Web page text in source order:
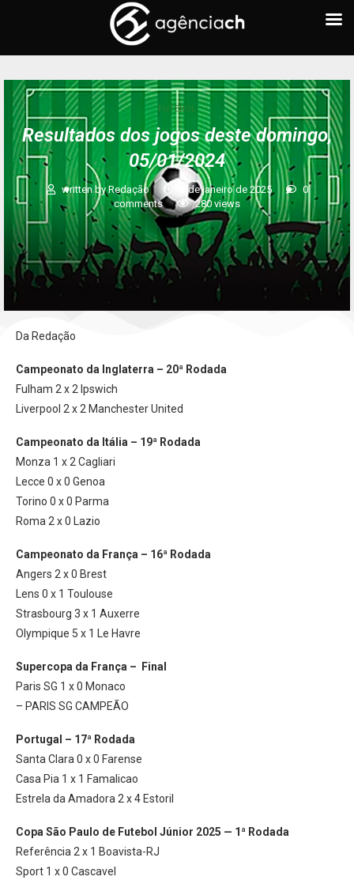
FUTEBOL
Resultados dos jogos deste domingo,
05/01/2024
written byRedação 5 de janeiro de 2025
0
comments
280 views
Da Redação
Campeonato da Inglaterra – 20ª Rodada
Fulham 2 x 2 Ipswich
Liverpool 2 x 2 Manchester United
Campeonato da Itália – 19ª Rodada
Monza 1 x 2 Cagliari
Lecce 0 x 0 Genoa
Torino 0 x 0 Parma
Roma 2 x 0 Lazio
Campeonato da França – 16ª Rodada
Angers 2 x 0 Brest
Lens 0 x 1 Toulouse
Strasbourg 3 x 1 Auxerre
Olympique 5 x 1 Le Havre
Supercopa da França – Final
Paris SG 1 x 0 Monaco
– PARIS SG CAMPEÃO
Portugal – 17ª Rodada
Santa Clara 0 x 0 Farense
Casa Pia 1 x 1 Famalicao
Estrela da Amadora 2 x 4 Estoril
Copa São Paulo de Futebol Júnior 2025 — 1ª Rodada
Referência 2 x 1 Boavista-RJ
Sport 1 x 0 Cascavel